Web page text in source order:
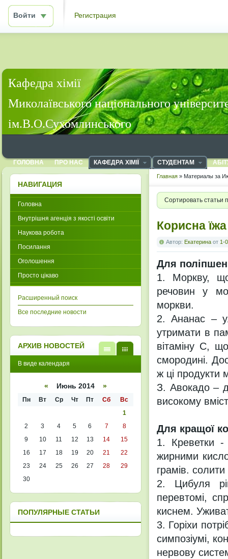
Войти Регистрация
Кафедра хімії
Миколаївського національного
ім.В.О.Сухомлинського
ГОЛОВНА ПРО НАС КАФЕДРА ХІМІЇ СТУДЕНТАМ
Главная » Материалы за
Сортировать статьи
Корисна їжа
Автор: Екатерина от 1-
Для
1. Моркву,
речовин у
моркви.
2. Ананас –
утримати в
вітаміну С,
смородині.
ж ці продукти
З. Авокадо –
високому
Для кращої
1. Креветки -
жирними
грамів. солити
2. Цибуля
перевтомі,
киснем.
3. Горіхи
симпозіумі,
нервову
НАВИГАЦИЯ
Головна
Внутрішня агенція з якості освіти
Наукова робота
Посилання
Оголошення
Просто цікаво
Расширенный поиск
Все последние новости
АРХИВ НОВОСТЕЙ
кален
списк
В виде календаря
« Июнь 2014 »
Пн Вт Ср Чт Пт Сб
Вс
1
2
3 4 5 6 7
8
9
10 11 12 13 14
15
16
17 18 19 20 21
22
23
24 25 26 27 28
29
30
ПОПУЛЯРНЫЕ СТАТЬИ